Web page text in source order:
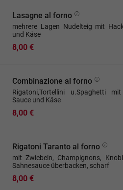
Lasagne al forno
mehrere Lagen Nudelteig mit
und Käse
8,00 €
Combinazione al forno
Rigatoni,Tortellini u.Spaghetti mit
Sauce und Käse
8,00 €
Rigatoni Taranto al forno
mit Zwiebeln, Champignons,
Sahnesauce überbacken, scharf
8,00 €